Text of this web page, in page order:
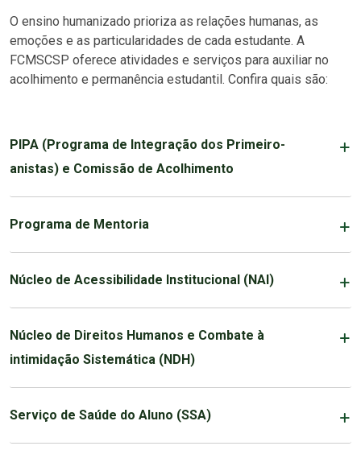
O ensino humanizado prioriza as relações humanas, as
emoções e as particularidades de cada estudante. A
FCMSCSP oferece atividades e serviços para auxiliar no
acolhimento e permanência estudantil. Confira quais são:
PIPA (Programa de Integração dos Primeiro-
anistas) e Comissão de Acolhimento
Programa de Mentoria
Núcleo de Acessibilidade Institucional (NAI)
Núcleo de Direitos Humanos e Combate à
intimidação Sistemática (NDH)
Serviço de Saúde do Aluno (SSA)